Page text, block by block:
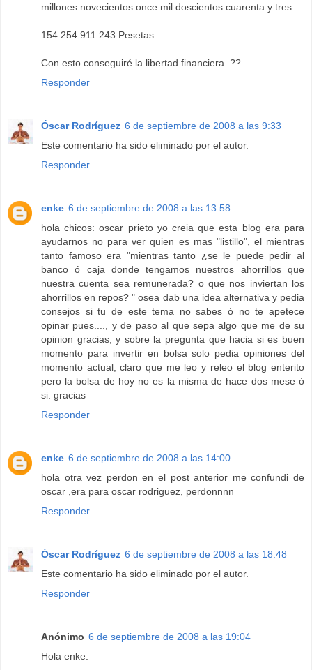
millones novecientos once mil doscientos cuarenta y tres.
154.254.911.243 Pesetas....
Con esto conseguiré la libertad financiera..??
Responder
Óscar Rodríguez 6 de septiembre de 2008 a las 9:33
Este comentario ha sido eliminado por el autor.
Responder
enke 6 de septiembre de 2008 a las 13:58
hola chicos: oscar prieto yo creia que esta blog era para
ayudarnos no para ver quien es mas "listillo", el mientras
tanto famoso era "mientras tanto ¿se le puede pedir al
banco ó caja donde tengamos nuestros ahorrillos que
nuestra cuenta sea remunerada? o que nos inviertan los
ahorrillos en repos? " osea dab una idea alternativa y pedia
consejos si tu de este tema no sabes ó no te apetece
opinar pues...., y de paso al que sepa algo que me de su
opinion gracias, y sobre la pregunta que hacia si es buen
momento para invertir en bolsa solo pedia opiniones del
momento actual, claro que me leo y releo el blog enterito
pero la bolsa de hoy no es la misma de hace dos mese ó
si. gracias
Responder
enke 6 de septiembre de 2008 a las 14:00
hola otra vez perdon en el post anterior me confundi de
oscar ,era para oscar rodriguez, perdonnnn
Responder
Óscar Rodríguez 6 de septiembre de 2008 a las 18:48
Este comentario ha sido eliminado por el autor.
Responder
Anónimo 6 de septiembre de 2008 a las 19:04
Hola enke: